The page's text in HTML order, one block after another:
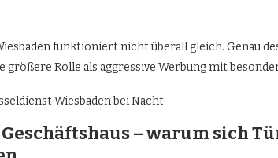
funktioniert nicht überall gleich. Genau
größere Rolle als aggressive Werbung mit
– warum sich